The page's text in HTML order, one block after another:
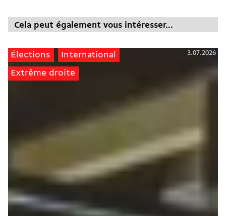
Cela peut également vous intéresser...
Élections International
Extrême droite
3.07.2026